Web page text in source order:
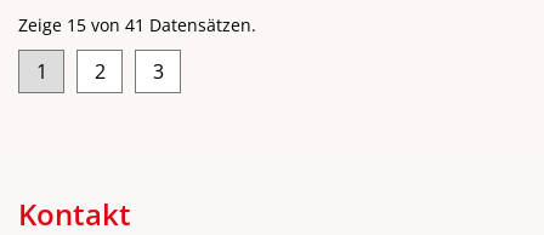
Zeige 15 von 41 Datensätzen.
1 2 3
Kontakt